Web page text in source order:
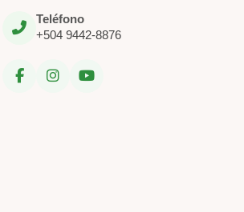
Teléfono
+504 9442-8876